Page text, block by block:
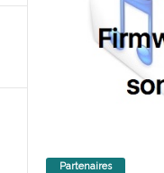
Partenaires